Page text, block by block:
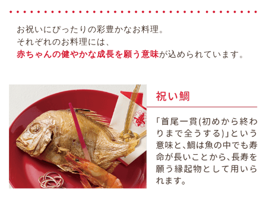
お祝いにぴったりの彩豊かなお料理。
それぞれのお料理には、
赤ちゃんの健やかな成長を願う意味が込められています。